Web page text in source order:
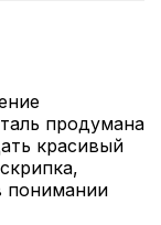
продумана
красивый
понимании